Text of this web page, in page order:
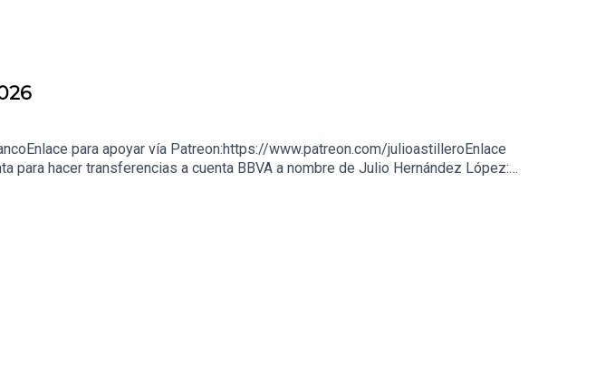
para apoyar vía Patreon:https://www.patreon.com/julioastilleroEnlace
hacer transferencias a cuenta BBVA a nombre de Julio Hernández López: